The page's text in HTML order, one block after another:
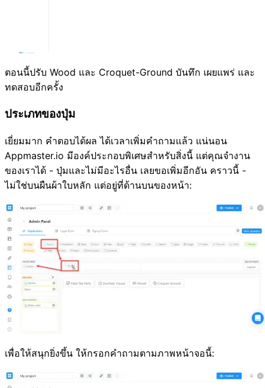
ตอนนี้ปรับ Wood และ Croquet-Ground บันทึก เผยแพร่ และ
ทดสอบอีกครั้ง
ประเภทของปุ่ม
เยี่ยมมาก คำตอบได้ผล ได้เวลาเพิ่มคำถามแล้ว แน่นอน
Appmaster.io มีองค์ประกอบพิเศษสำหรับสิ่งนี้ แต่คุณจำงาน
ของเราได้ - ปุ่มและไม่มีอะไรอื่น เลยขอเพิ่มอีกอัน คราวนี้ -
ไม่ใช่บนผืนผ้าใบหลัก แต่อยู่ที่ด้านบนของหน้า:
เพื่อให้สนุกยิ่งขึ้น ให้กรอกคำถามตามภาพหน้าจอนี้: